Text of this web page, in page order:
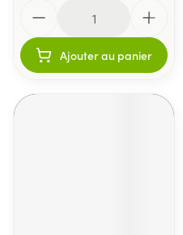
Ajouter au panier